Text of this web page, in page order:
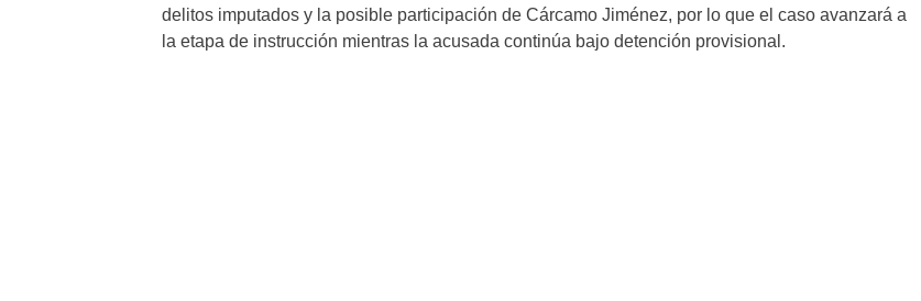
delitos imputados y la posible participación de Cárcamo Jiménez, por lo que el caso avanzará a
la etapa de instrucción mientras la acusada continúa bajo detención provisional.